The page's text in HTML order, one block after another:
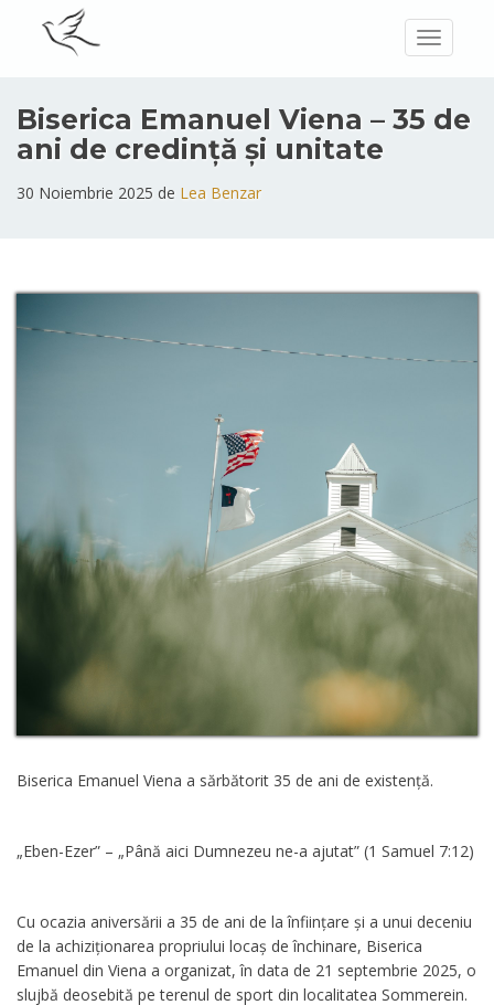
Toggle
Biserica Emanuel Viena – 35 de
ani de credință și unitate
30 Noiembrie 2025 de Lea Benzar
Biserica Emanuel Viena a sărbătorit 35 de ani de existență.
„Eben-Ezer” – „Până aici Dumnezeu ne-a ajutat” (1 Samuel 7:12)
Cu ocazia aniversării a 35 de ani de la înființare și a unui deceniu
de la achiziționarea propriului locaș de închinare, Biserica
Emanuel din Viena a organizat, în data de 21 septembrie 2025, o
slujbă deosebită pe terenul de sport din localitatea Sommerein.